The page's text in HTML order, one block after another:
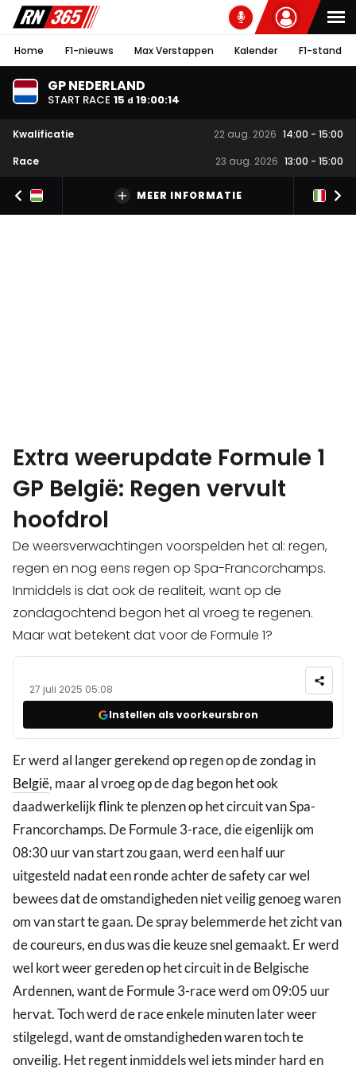
Home F1-nieuws Max Verstappen Kalender F1-stand
GP NEDERLAND
START RACE 15 d 19:00:13
Kwalificatie 22 aug. 2026 14:00 - 15:00
Race
23 aug. 2026 13:00 - 15:00
MEER INFORMATIE
Extra weerupdate Formule 1
GP België: Regen vervult
hoofdrol
De weersverwachtingen voorspelden het al: regen,
regen en nog eens regen op Spa-Francorchamps.
Inmiddels is dat ook de realiteit, want op de
zondagochtend begon het al vroeg te regenen.
Maar wat betekent dat voor de Formule 1?
27 juli 2025 05:08
Instellen als voorkeursbron
Er werd al langer gerekend op regen op de zondag in
België, maar al vroeg op de dag begon het ook
daadwerkelijk flink te plenzen op het circuit van Spa-
Francorchamps. De Formule 3-race, die eigenlijk om
08:30 uur van start zou gaan, werd een half uur
uitgesteld nadat een ronde achter de safety car wel
bewees dat de omstandigheden niet veilig genoeg waren
om van start te gaan. De spray belemmerde het zicht van
de coureurs, en dus was die keuze snel gemaakt. Er werd
wel kort weer gereden op het circuit in de Belgische
Ardennen, want de Formule 3-race werd om 09:05 uur
hervat. Toch werd de race enkele minuten later weer
stilgelegd, want de omstandigheden waren toch te
onveilig. Het regent inmiddels wel iets minder hard en